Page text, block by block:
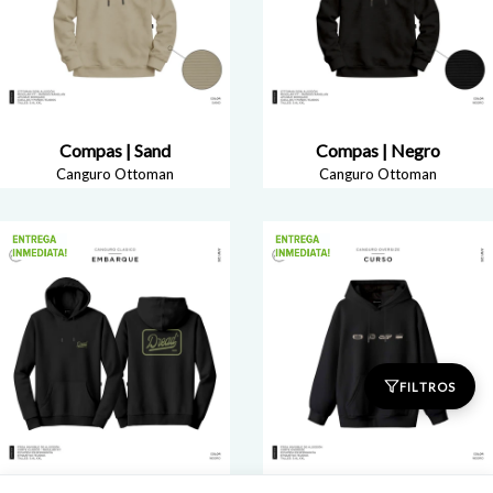
FILTROS
Compas | Sand
Canguro Ottoman
Compas | Negro
Canguro Ottoman